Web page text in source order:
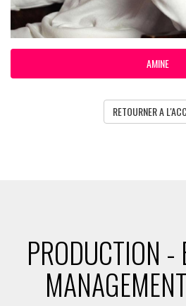
AMINE
RETOURNER A
PRODUCTION